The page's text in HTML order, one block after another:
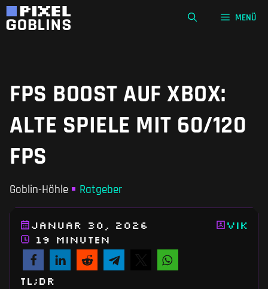
Zum
Inhalt
MENÜ
FPS BOOST AUF XBOX:
ALTE SPIELE MIT 60/120
FPS
Goblin-Höhle Ratgeber
TL;DR
Januar 30, 2026
Vik
19 Minuten